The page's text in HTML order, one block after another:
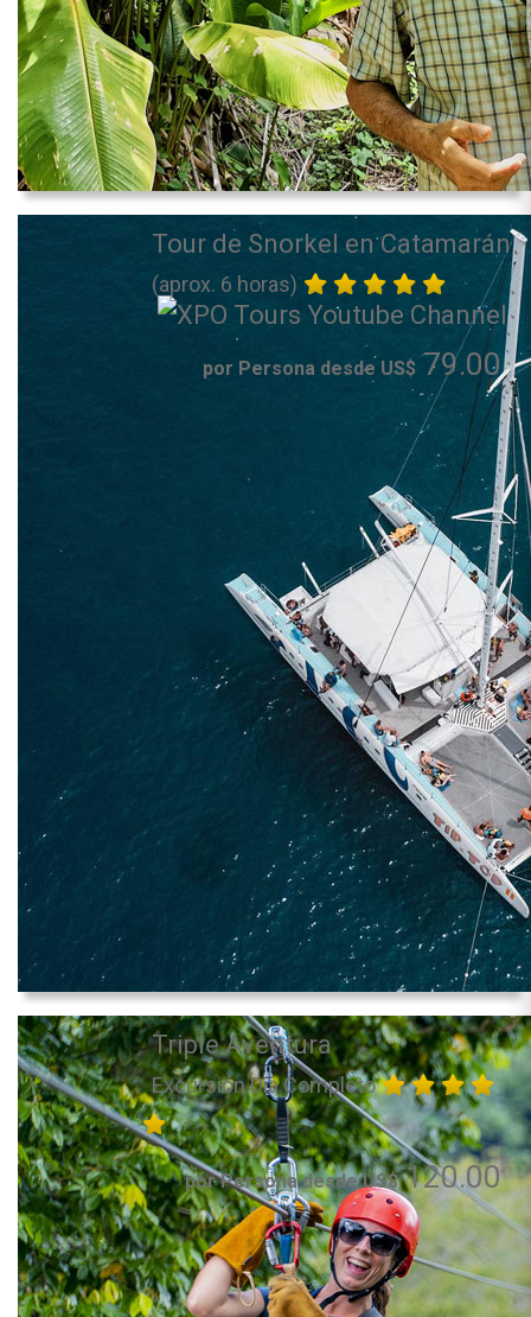
Tour de Snorkel en Catamarán
(aprox. 6 horas)
por Persona desde US$ 79.00
Triple Aventura
Excursión Día Completo
por Persona desde US$120.00